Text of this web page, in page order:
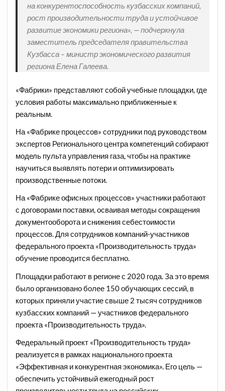
на конкурентоспособность кузбасских компаний,
рост производительности труда и устойчивое
развитие экономики региона», — подчеркнула
заместитель председателя правительства
Кузбасса – министр экономического развития
региона Елена Галеева.
«Фабрики» представляют собой учебные площадки, где
условия работы максимально приближенные к
реальным.
На «Фабрике процессов» сотрудники под руководством
экспертов Регионального центра компетенций собирают
модель пульта управления газа, чтобы на практике
научиться выявлять потери и оптимизировать
производственные потоки.
На «Фабрике офисных процессов» участники работают
с договорами поставки, осваивая методы сокращения
документооборота и снижения себестоимости
процессов. Для сотрудников компаний-участников
федерального проекта «Производительность труда»
обучение проводится бесплатно.
Площадки работают в регионе с 2020 года. За это время
было организовано более 150 обучающих сессий, в
которых приняли участие свыше 2 тысяч сотрудников
кузбасских компаний — участников федерального
проекта «Производительность труда».
Федеральный проект «Производительность труда»
реализуется в рамках национального проекта
«Эффективная и конкурентная экономика». Его цель —
обеспечить устойчивый ежегодный рост